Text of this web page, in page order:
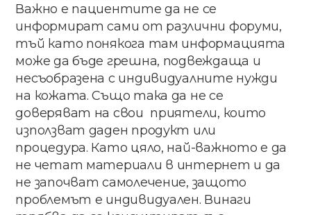
Важно​ ​е​ ​пациентите​ ​да​ ​не​ ​се​ ​
информират​ ​сами от​ ​различни​ ​форуми,​ ​
тъй​ ​като​ ​понякога​ ​там информацията​
може​ да​ бъде​ грешна​, подвеждаща и
несъобразена с индивидуалните нужди
на кожата.​ ​Също​ ​така​ ​да​ ​не​ ​се​ ​
доверяват​ ​на свои ​ приятели​, които​
използват​ даден​ продукт​ ​или​ ​
процедура.​ ​Като​ ​цяло,​ ​най-важното е​ ​да​
​не​ ​четат​ ​материали​ ​в​ ​интернет​ ​и​ ​да​ ​
не започват​ ​самолечение,​ ​защото​ ​
проблемът​ ​е индивидуален.​ ​Винаги​ ​